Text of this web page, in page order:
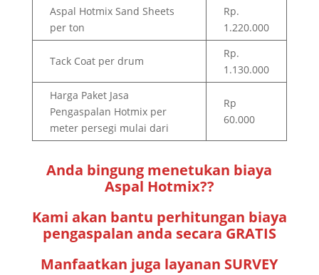
Aspal Hotmix Sand Sheets
per ton
Rp.
1.220.000
Tack Coat per drum
Rp.
1.130.000
Harga Paket Jasa
Pengaspalan Hotmix per
meter persegi mulai dari
Rp
60.000
Anda bingung menetukan biaya
Aspal Hotmix??
Kami akan bantu perhitungan biaya
pengaspalan anda secara GRATIS
Manfaatkan juga layanan SURVEY